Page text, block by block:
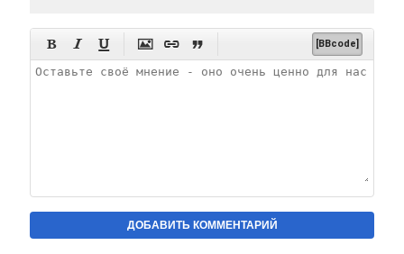
      [BBcode]